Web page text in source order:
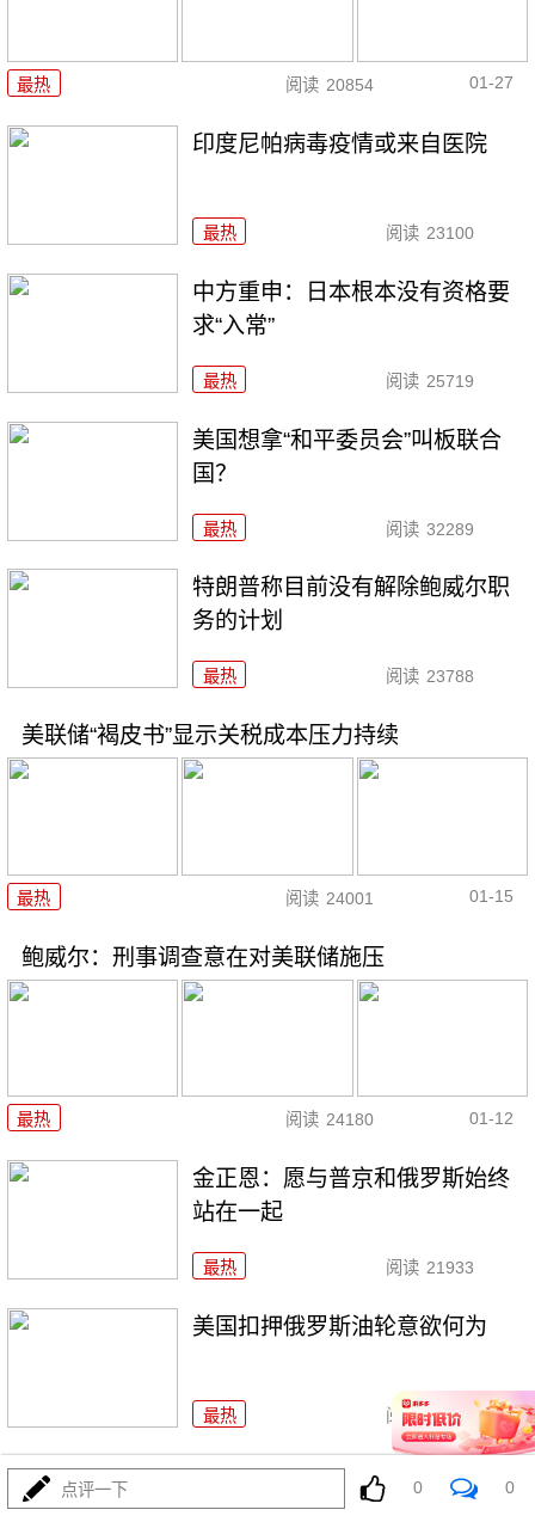
最热 阅读 20854 01-27
印度尼帕病毒疫情或来自医院
最热 阅读 23100
中方重申：日本根本没有资格要
求“入常”
最热 阅读 25719
美国想拿“和平委员会”叫板联合
国？
最热 阅读 32289
特朗普称目前没有解除鲍威尔职
务的计划
最热 阅读 23788
美联储“褐皮书”显示关税成本压力持续
最热 阅读 24001 01-15
鲍威尔：刑事调查意在对美联储施压
最热 阅读 24180 01-12
金正恩：愿与普京和俄罗斯始终
站在一起
最热 阅读 21933
美国扣押俄罗斯油轮意欲何为
最热 阅读 37543
特朗普：若输中期选举，我可能
被弹劾
点评一下 0 0